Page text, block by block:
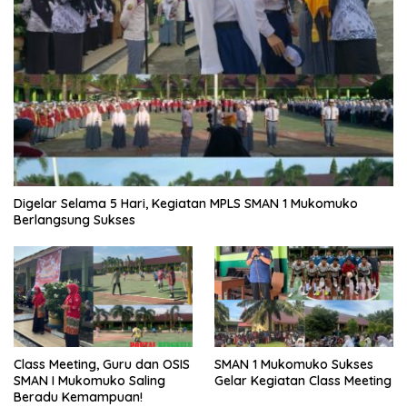
Digelar Selama 5 Hari, Kegiatan MPLS SMAN 1 Mukomuko
Berlangsung Sukses
Class Meeting, Guru dan OSIS
SMAN I Mukomuko Saling
Beradu Kemampuan!
SMAN 1 Mukomuko Sukses
Gelar Kegiatan Class Meeting